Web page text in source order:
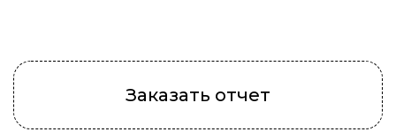
Заказать отчет